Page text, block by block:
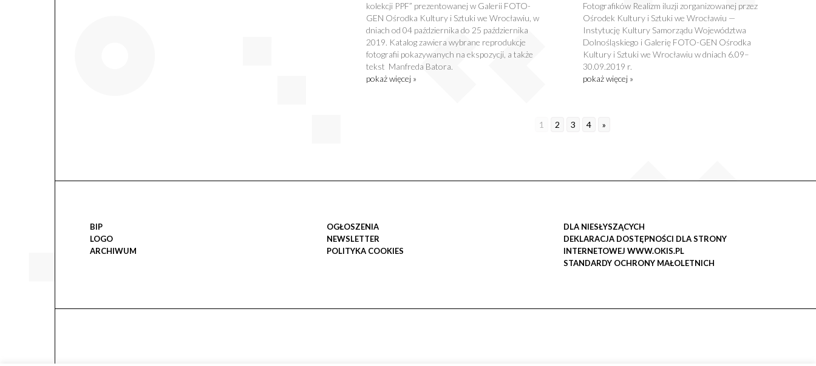
kolekcji PPF” prezentowanej w Galerii FOTO-
GEN Ośrodka Kultury i Sztuki we Wrocławiu, w
dniach od 04 października do 25 października
2019. Katalog zawiera wybrane reprodukcje
fotografii pokazywanych na ekspozycji, a także
tekst Manfreda Batora.
pokaż więcej »
Fotografików Realizm iluzji zorganizowanej przez
Ośrodek Kultury i Sztuki we Wrocławiu —
Instytucję Kultury Samorządu Województwa
Dolnośląskiego i Galerię FOTO-GEN Ośrodka
Kultury i Sztuki we Wrocławiu w dniach 6.09–
30.09.2019 r.
pokaż więcej »
1 2 3 4 »
BIP
LOGO
ARCHIWUM
OGŁOSZENIA
NEWSLETTER
POLITYKA COOKIES
DLA NIESŁYSZĄCYCH
DEKLARACJA DOSTĘPNOŚCI DLA STRONY
INTERNETOWEJ WWW.OKIS.PL
STANDARDY OCHRONY MAŁOLETNICH